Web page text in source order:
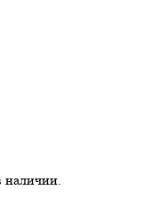
наличии.